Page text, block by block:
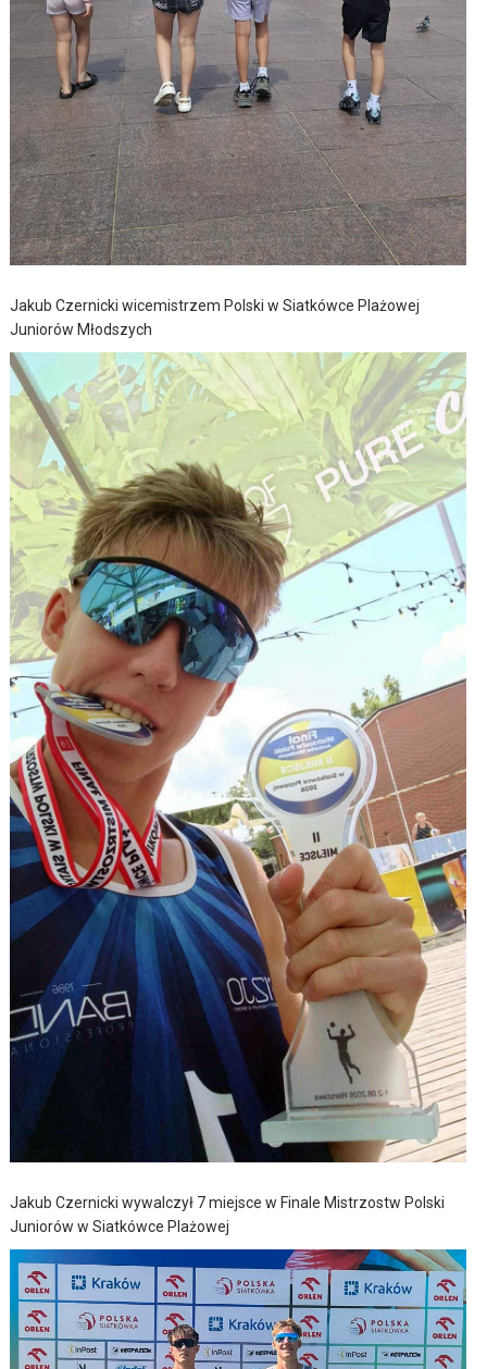
Jakub Czernicki wicemistrzem Polski w Siatkówce Plażowej
Juniorów Młodszych
Jakub Czernicki wywalczył 7 miejsce w Finale Mistrzostw Polski
Juniorów w Siatkówce Plażowej